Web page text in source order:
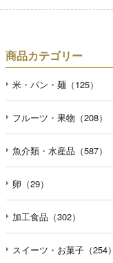
商品カテゴリー
米・パン・麺（125）
フルーツ・果物（208）
魚介類・水産品（587）
卵（29）
加工食品（302）
スイーツ・お菓子（254）